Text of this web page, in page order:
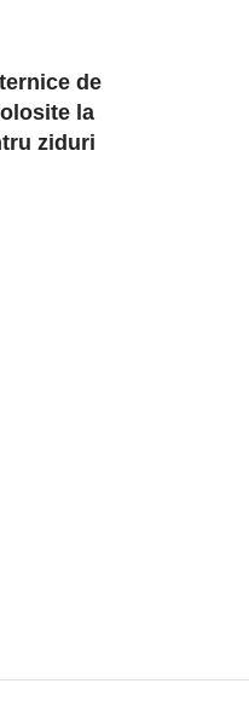
de
la
ziduri